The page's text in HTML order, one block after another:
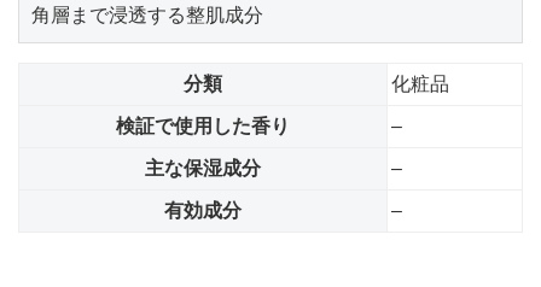
角層まで浸透する整肌成分
分類 化粧品
検証で使用した香り –
主な保湿成分 –
有効成分 –